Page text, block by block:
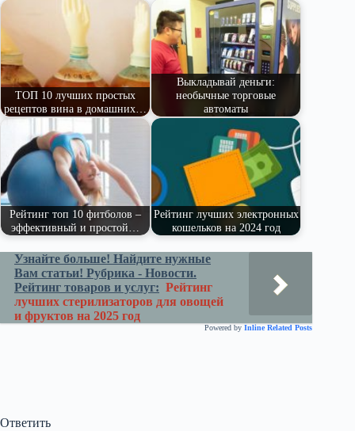
ss
ni
ki
t
pp
m
r
ТОП 10 лучших простых
рецептов вина в домашних…
Выкладывай деньги:
необычные торговые
автоматы
Рейтинг топ 10 фитболов –
эффективный и простой…
Рейтинг лучших электронных
кошельков на 2024 год
Узнайте больше! Найдите нужные
Вам статьи! Рубрика - Новости.
Рейтинг товаров и услуг: Рейтинг
лучших стерилизаторов для овощей
и фруктов на 2025 год
Powered by Inline Related Posts
Ответить